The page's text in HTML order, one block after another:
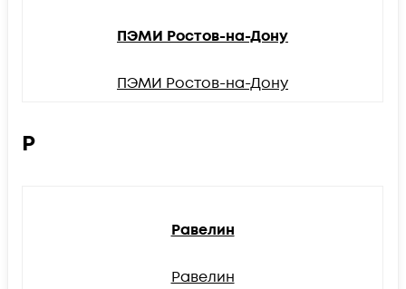
ПЭМИ Ростов-на-Дону
ПЭМИ Ростов-на-Дону
Р
Равелин
Равелин